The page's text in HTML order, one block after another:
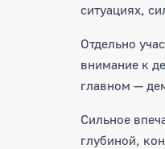
ситуациях,
Отдельно
внимание к
главном —
Сильное
глубиной,